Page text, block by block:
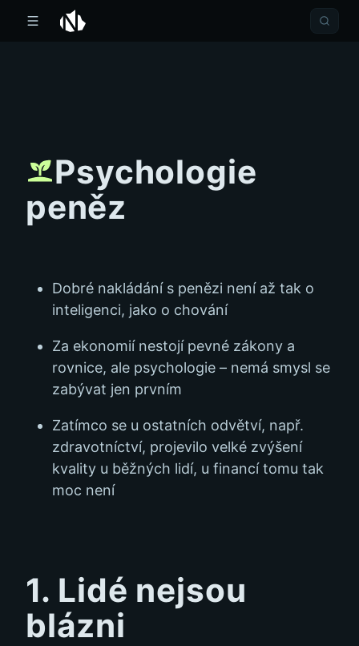
Psychologie
peněz
Dobré nakládání s penězi není až tak o
inteligenci, jako o chování
Za ekonomií nestojí pevné zákony a
rovnice, ale psychologie – nemá smysl se
zabývat jen prvním
Zatímco se u ostatních odvětví, např.
zdravotníctví, projevilo velké zvýšení
kvality u běžných lidí, u financí tomu tak
moc není
1. Lidé nejsou
blázni